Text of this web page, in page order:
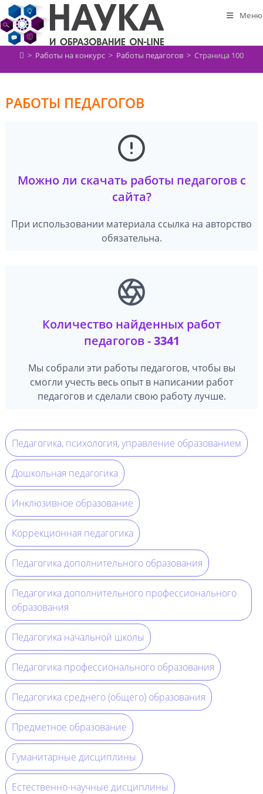
Перейти
к
содержимому
Меню
> Работы на конкурс > Работы педагогов > Страница 100
РАБОТЫ ПЕДАГОГОВ
Можно ли скачать работы педагогов с
сайта?
При использовании материала ссылка на авторство
обязательна.
Количество найденных работ
педагогов -3341
Мы собрали эти работы педагогов, чтобы вы
смогли учесть весь опыт в написании работ
педагогов и сделали свою работу лучше.
Педагогика, психология, управление образованием
Дошкольная педагогика
Инклюзивное образование
Коррекционная педагогика
Педагогика дополнительного образования
Педагогика дополнительного профессионального
образования
Педагогика начальной школы
Педагогика профессионального образования
Педагогика среднего (общего) образования
Предметное образование
Гуманитарные дисциплины
Естественно-научные дисциплины